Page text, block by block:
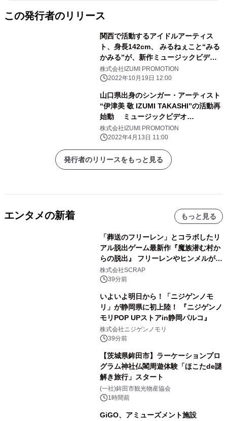
この発行者のリリース
関西で活動するアイドルアーティス
ト、身長142cm、 みるねぇこと“みる
かみる”が、新作ミュージックビデオ
「暴食インフィニティ」を10/19に
YouTubeチャンネルにて公開＆デジタ
株式会社IZUMI PROMOTION
2022年10月19日 12:00
山口県出身のシンガー・アーティスト
“伊津美 敬 IZUMI TAKASHI”の活動再
始動 ミュージックビデオ
「TEENAGE」がYouTubeチャンネル
で公開！
株式会社IZUMI PROMOTION
2022年4月13日 11:00
発行者のリリースをもっと見る
エンタメの新着 もっと見る
「葬送のフリーレン」とコラボしたリ
アル脱出ゲーム最新作『魔族潜む村か
らの脱出』 フリーレンやヒンメルが武
器を手に魔族を見据える描き下ろしメ
インビジュアル公開
株式会社SCRAP
39分前
いよいよ明日から！「ニジゲンノモ
リ」が静岡県に初上陸！ 『ニジゲンノ
モリPOP UPストアin静岡パルコ』
株式会社ニジゲンノモリ
39分前
【茨城県鉾田市】ラーケーションプロ
グラム神社仏閣周遊体験「ほこたde謎
解き旅行」スタート
(一社)鉾田市観光物産協会
1時間前
GiGO、アミューズメント施設